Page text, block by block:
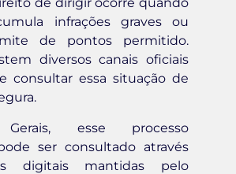
de dirigir ocorre quando
infrações graves ou
de pontos permitido.
diversos canais oficiais
consultar essa situação de
esse processo
ser consultado através
digitais mantidas pelo